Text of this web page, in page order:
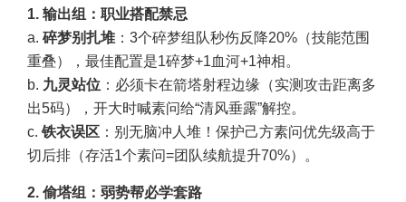
1. 输出组：职业搭配禁忌
a. 碎梦别扎堆 ：3个碎梦组队秒伤反降20%（技能范围
重叠），最佳配置是1碎梦+1血河+1神相。
b. 九灵站位 ：必须卡在箭塔射程边缘（实测攻击距离多
出5码），开大时喊素问给“清风垂露”解控。
c. 铁衣误区 ：别无脑冲人堆！保护己方素问优先级高于
切后排（存活1个素问=团队续航提升70%）。
2. 偷塔组：弱势帮必学套路